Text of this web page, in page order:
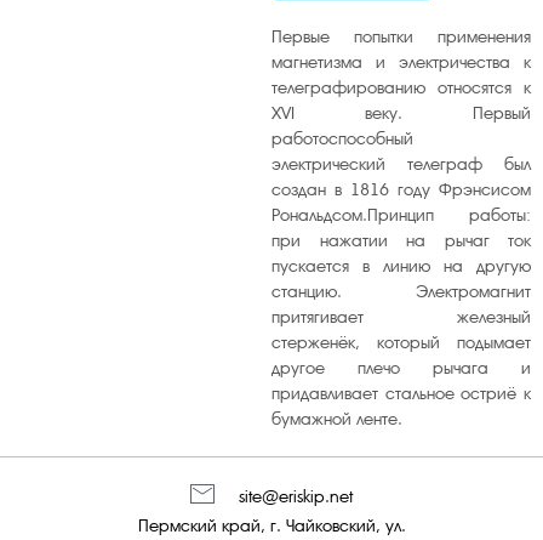
Первые попытки применения
магнетизма и электричества к
телеграфированию относятся к
XVI веку. Первый
работоспособный
электрический телеграф был
создан в 1816 году Фрэнсисом
Рональдсом.Принцип работы:
при нажатии на рычаг ток
пускается в линию на другую
станцию. Электромагнит
притягивает железный
стерженёк, который подымает
другое плечо рычага и
придавливает стальное остриё к
бумажной ленте.
Пермский край, г. Чайковский, ул.
site@eriskip.net